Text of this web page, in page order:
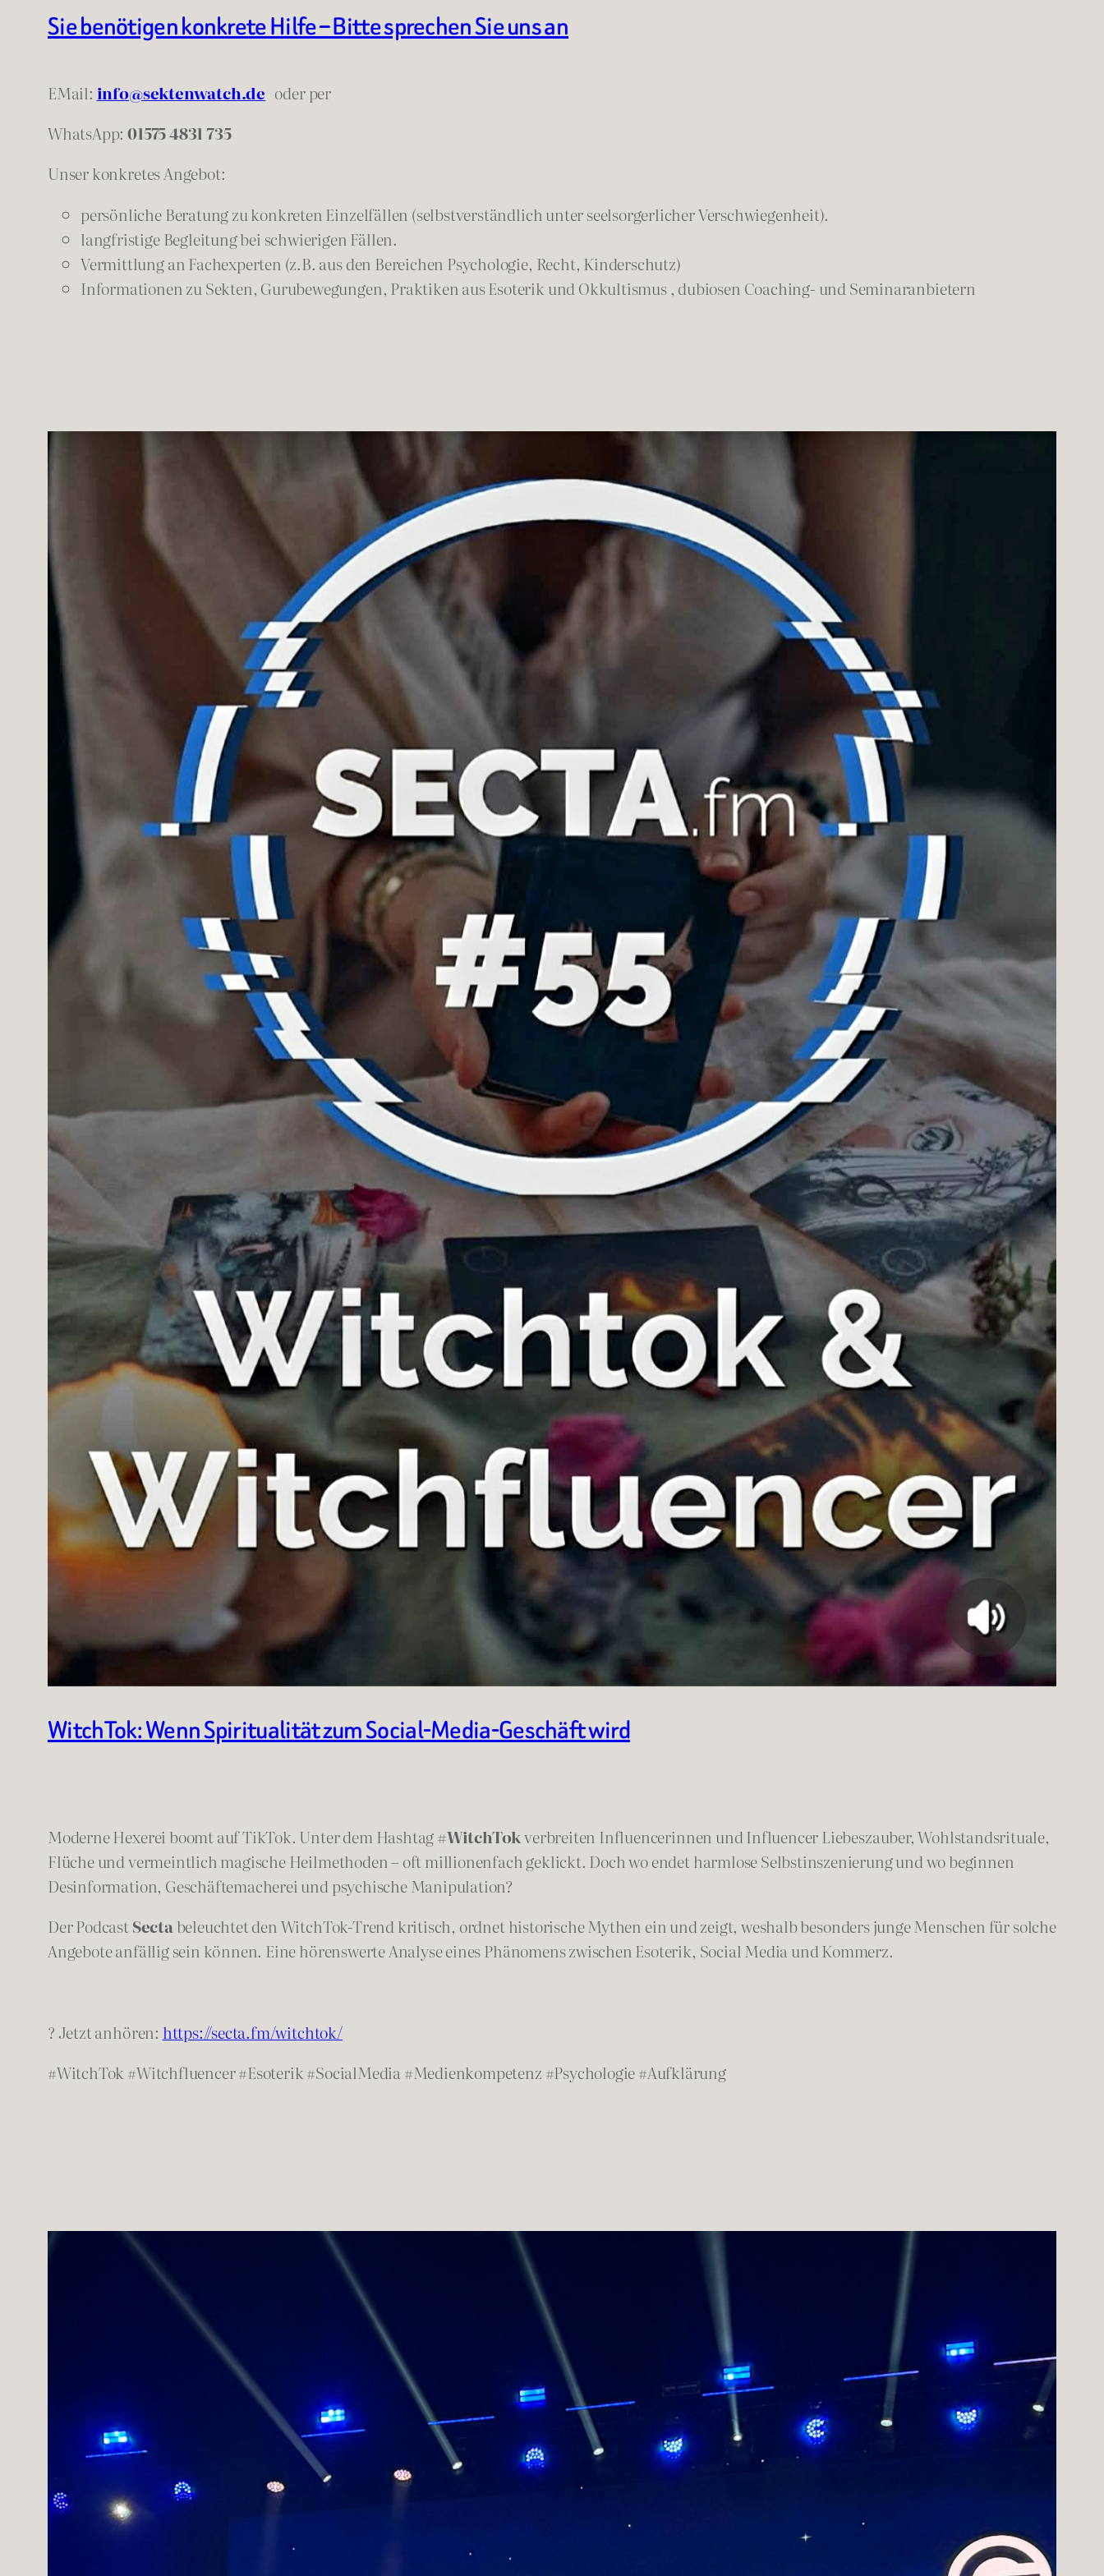
Sie benötigen konkrete Hilfe – Bitte sprechen Sie uns an
EMail: info@sektenwatch.de oderper
WhatsApp:01575 4831 735
Unser konkretes Angebot:
persönliche Beratung zu konkreten Einzelfällen (selbstverständlich unter seelsorgerlicher Verschwiegenheit).
langfristige Begleitung bei schwierigen Fällen.
Vermittlung an Fachexperten (z.B. aus den Bereichen Psychologie, Recht, Kinderschutz)
Informationen zu Sekten, Gurubewegungen, Praktiken aus Esoterik und Okkultismus , dubiosen Coaching- und Seminaranbietern
WitchTok: Wenn Spiritualität zum Social-Media-Geschäft wird
Moderne Hexerei boomt auf TikTok. Unter dem Hashtag#WitchTokverbreiten Influencerinnen und Influencer Liebeszauber, Wohlstandsrituale,
Flüche und vermeintlich magische Heilmethoden – oft millionenfach geklickt. Doch wo endet harmlose Selbstinszenierung und wo beginnen
Desinformation, Geschäftemacherei und psychische Manipulation?
Der PodcastSectabeleuchtet den WitchTok-Trend kritisch, ordnet historische Mythen ein und zeigt, weshalb besonders junge Menschen für solche
Angebote anfällig sein können. Eine hörenswerte Analyse eines Phänomens zwischen Esoterik, Social Media und Kommerz.
? Jetzt anhören: https://secta.fm/witchtok/
#WitchTok #Witchfluencer #Esoterik #SocialMedia #Medienkompetenz #Psychologie #Aufklärung